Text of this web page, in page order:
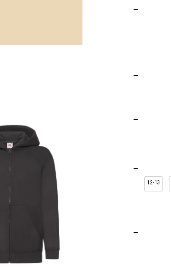
12-13